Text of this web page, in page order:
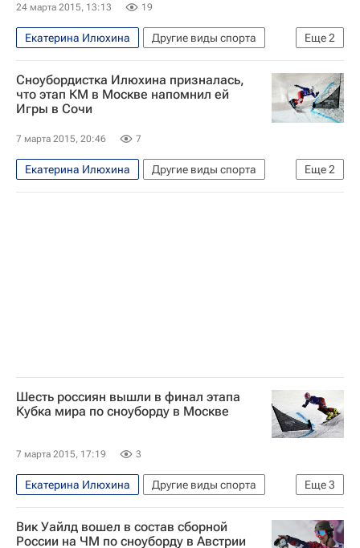
Чемпионат мира по сноуборду
Кубок мира по сноуборду
Женская сборная России по сноуборду
24 марта 2015, 13:13 19
Еще2
Екатерина Илюхина
Другие виды спорта
Чемпионат России по сноуборду
Константин Шипилов
Сноубордистка Илюхина призналась,
что этап КМ в Москве напомнил ей
Игры в Сочи
7 марта 2015, 20:46 7
Еще2
Екатерина Илюхина
Другие виды спорта
Этап Кубка мира по сноуборду в параллельном слаломе прошел в Москве 7 марта 2015 года
Шесть россиян вышли в финал этапа
Кубка мира по сноуборду в Москве
7 марта 2015, 17:19 3
Еще3
Екатерина Илюхина
Другие виды спорта
Этап Кубка мира по сноуборду в параллельном слаломе прошел в Москве 7 марта 2015 года
Кубок мира по сноуборду
Вик Уайлд вошел в состав сборной
России на ЧМ по сноуборду в Австрии